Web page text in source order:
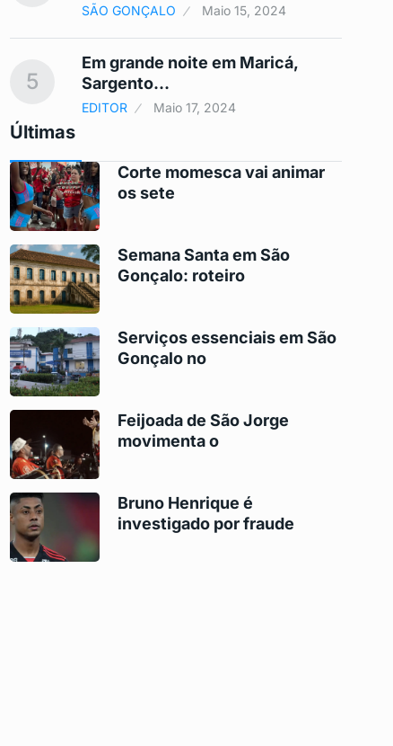
SÃO GONÇALO Maio 15, 2024
5
Em grande noite em Maricá,
Sargento…
EDITOR Maio 17, 2024
Últimas
Corte momesca vai animar
os sete
Semana Santa em São
Gonçalo: roteiro
Serviços essenciais em São
Gonçalo no
Feijoada de São Jorge
movimenta o
Bruno Henrique é
investigado por fraude